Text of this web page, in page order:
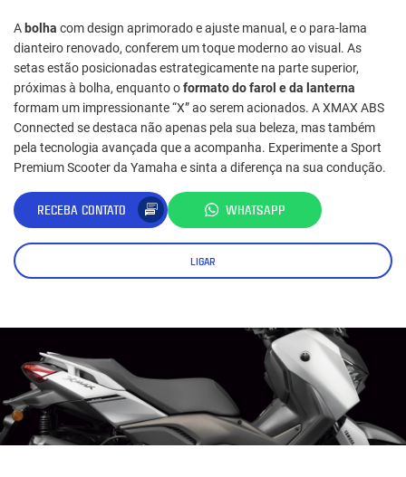
A bolha com design aprimorado e ajuste manual, e o para-lama
dianteiro renovado, conferem um toque moderno ao visual. As
setas estão posicionadas estrategicamente na parte superior,
próximas à bolha, enquanto oformato do farol e da lanterna
formam um impressionante “X” ao serem acionados. A XMAX ABS
Connected se destaca não apenas pela sua beleza, mas também
pela tecnologia avançada que a acompanha. Experimente a Sport
Premium Scooter da Yamaha e sinta a diferença na sua condução.
RECEBA CONTATO WHATSAPP
LIGAR